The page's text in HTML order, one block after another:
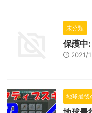
未分類
保護中
2021/
地球最後